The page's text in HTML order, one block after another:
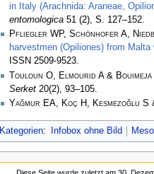
in Italy (Arachnida: Araneae,
entomologica51 (2), S. 127–152.
Pfliegler WP, Schönhofer A,
harvestmen (Opiliones) from
ISSN 2509-9523.
Touloun O, Elmourid A & Bouimeja
Serket20(2), 93–105.
Yağmur EA, Koç H, Kesmezoğlu S
Kategorien: Infobox ohne Bild